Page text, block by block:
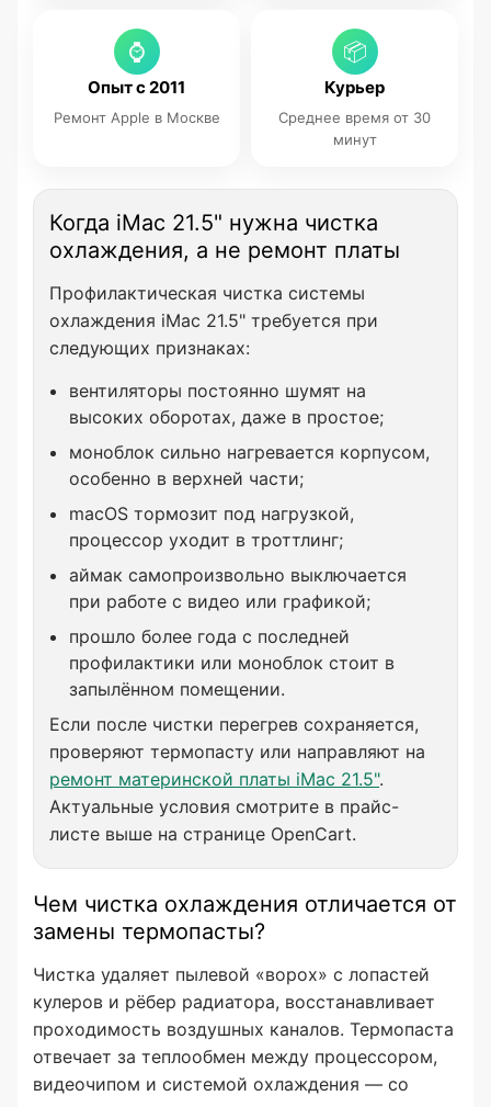
⌚
Опыт с 2011
Ремонт Apple в Москве
📦
Курьер
Среднее время от 30
минут
Когда iMac 21.5" нужна чистка
охлаждения, а не ремонт платы
Профилактическая чистка системы
охлаждения iMac 21.5" требуется при
следующих признаках:
вентиляторы постоянно шумят на
высоких оборотах, даже в простое;
моноблок сильно нагревается корпусом,
особенно в верхней части;
macOS тормозит под нагрузкой,
процессор уходит в троттлинг;
аймак самопроизвольно выключается
при работе с видео или графикой;
прошло более года с последней
профилактики или моноблок стоит в
запылённом помещении.
Если после чистки перегрев сохраняется,
проверяют термопасту или направляют на
ремонт материнской платы iMac 21.5".
Актуальные условия смотрите в прайс-
листе выше на странице OpenCart.
Чем чистка охлаждения отличается от
замены термопасты?
Чистка удаляет пылевой «ворох» с лопастей
кулеров и рёбер радиатора, восстанавливает
проходимость воздушных каналов. Термопаста
отвечает за теплообмен между процессором,
видеочипом и системой охлаждения — со